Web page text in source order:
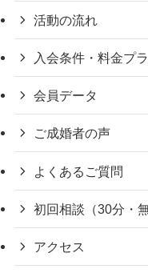
活動の流れ
入会条件・料金プ
会員データ
ご成婚者の声
よくあるご質問
初回相談（30分・
アクセス